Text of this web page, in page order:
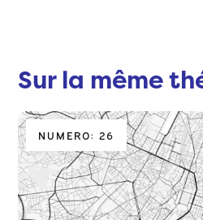
Sur la même
NUMERO: 26